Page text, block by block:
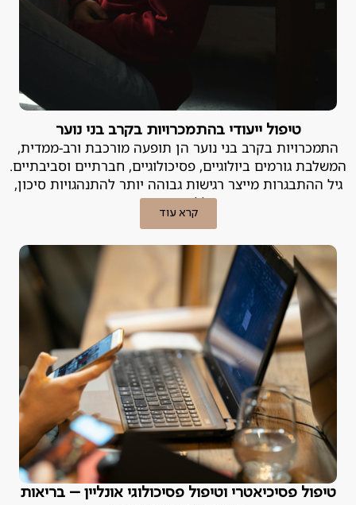
טיפול ייעודי בהתמכרויות בקרב בני נוער
התמכרויות בקרב בני נוער הן תופעה מורכבת ורב-ממדית,
המשלבת גורמים ביולוגיים, פסיכולוגיים, חברתיים וסביבתיים.
גיל ההתבגרות מייצר רגישות גבוהה יותר להתנהגויות סיכון,
ובכללן התמכרות.
קרא עוד
טיפול פסיכיאטרי וטיפול פסיכולוגי אונליין – בריאות